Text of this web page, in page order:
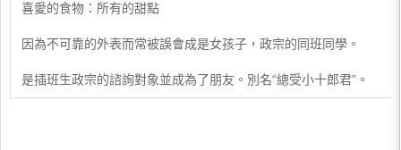
喜愛的食物：所有的甜點
因為不可靠的外表而常被誤會成是女孩子，政宗的同班同學。
是插班生政宗的諮詢對象並成為了朋友。別名“總受小十郎君”。